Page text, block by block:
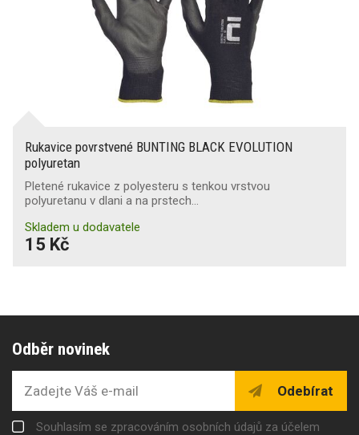
Rukavice povrstvené BUNTING BLACK EVOLUTION
polyuretan
Pletené rukavice z polyesteru s tenkou vrstvou
polyuretanu v dlani a na prstech…
Skladem u dodavatele
15 Kč
Odběr novinek
Odebírat
Souhlasím se zpracováním osobních údajů za účelem